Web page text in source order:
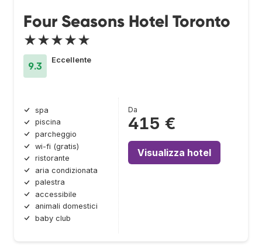
Four Seasons Hotel Toronto
★★★★★
9.3
Eccellente
spa
piscina
parcheggio
wi-fi (gratis)
ristorante
aria condizionata
palestra
accessibile
animali domestici
baby club
Da
415 €
Visualizza hotel